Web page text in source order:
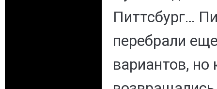
Питтсбург…
перебрали
вариантов,